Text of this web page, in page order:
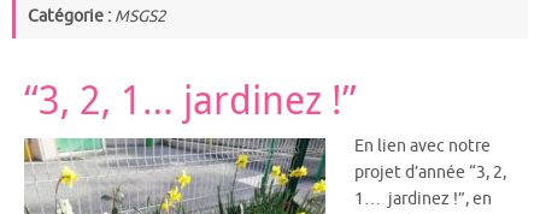
Catégorie : MSGS2
“3, 2, 1… jardinez !”
En lien avec notre
projet d’année “3, 2,
1… jardinez !”, en